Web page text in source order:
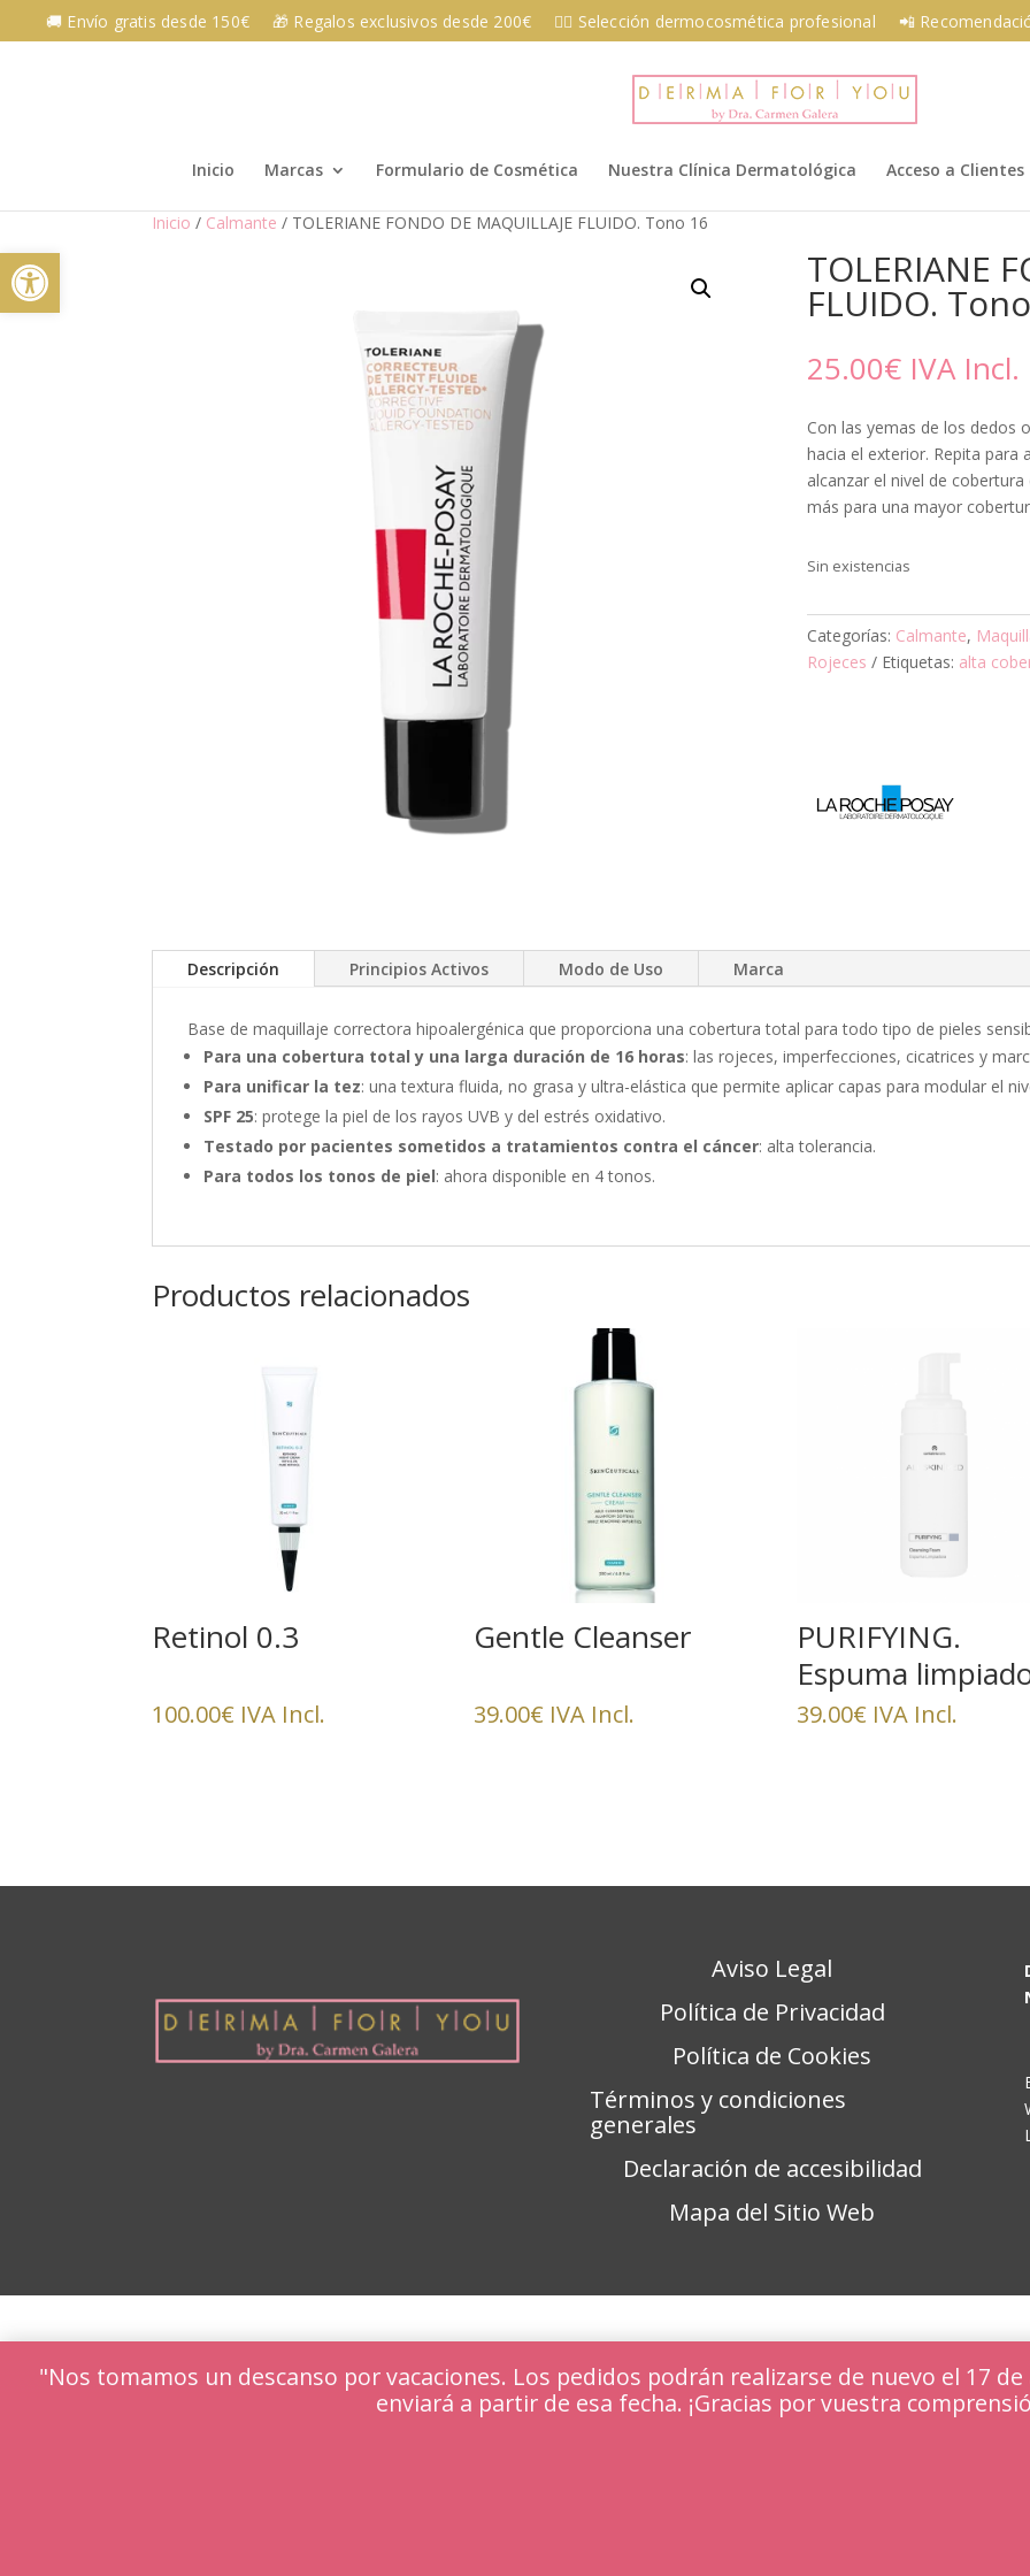
content
Abrir barra de herramientas
"Nos tomamos un descanso por vacaciones. Los pedidos podrán realizarse de nuevo el 17
enviará a partir de esa fecha. ¡Gracias por vuestra
🚚 Envío gratis desde 150€ 🎁 Regalos exclusivos desde 200€ 👩‍⚕️ Selección dermocosmética profesional 📲
Inicio Marcas Formulario de Cosmética Nuestra Clínica Dermatológica Acceso a Clientes
Inicio / Calmante / TOLERIANE FONDO DE MAQUILLAJE FLUIDO. Tono 16
TOLERIANE
FLUIDO.
25.00€ IVA Incl.
Con las yemas de los dedos
hacia el exterior. Repita para
alcanzar el nivel de
más para una mayor
Sin existencias
Categorías: Calmante,
Rojeces
Etiquetas: alta
Descripción Principios Activos Modo de Uso Marca
Base de maquillaje correctora hipoalergénica que proporciona una cobertura total para todo tipo de pieles
Para una cobertura total y una larga duración de 16 horas: las rojeces, imperfecciones, cicatrices y
Para unificar la tez: una textura fluida, no grasa y ultra-elástica que permite aplicar capas para modular el
SPF 25: protege la piel de los rayos UVB y del estrés oxidativo.
Testado por pacientes sometidos a tratamientos contra el cáncer: alta tolerancia.
Para todos los tonos de piel: ahora disponible en 4 tonos.
Productos relacionados
Retinol 0.3
100.00€ IVA Incl.
Gentle Cleanser
39.00€ IVA Incl.
PURIFYING.
Espuma
suave
39.00€ IVA Incl.
Aviso Legal
Política de Privacidad
Política de Cookies
Términos y condiciones
generales
Declaración de accesibilidad
Mapa del Sitio Web